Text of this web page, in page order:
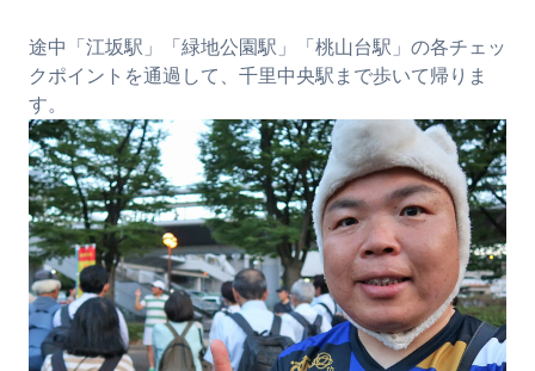
途中「江坂駅」「緑地公園駅」「桃山台駅」の各チェッ
クポイントを通過して、千里中央駅まで歩いて帰りま
す。